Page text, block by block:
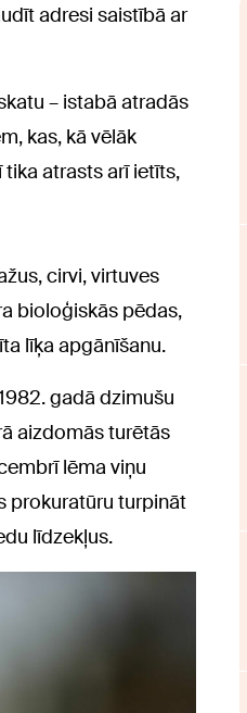
adresi saistībā ar
– istabā atradās
kas, kā vēlāk
atrasts arī ietīts,
cirvi, virtuves
bioloģiskās pēdas,
līķa apgānīšanu.
gadā dzimušu
aizdomās turētās
lēma viņu
prokuratūru turpināt
līdzekļus.